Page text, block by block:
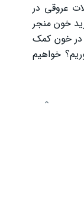
عروقی در
خون منجر
در خون کمک
خواهیم